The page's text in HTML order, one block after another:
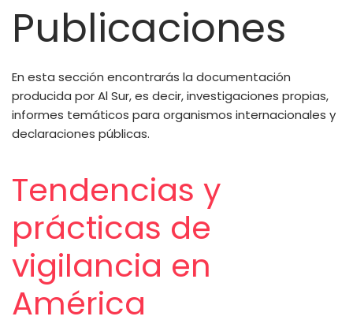
Sobrescribir
enlaces
de
ayuda
a
la
navegación
Publicaciones
En esta sección encontrarás la documentación
producida por Al Sur, es decir, investigaciones propias,
informes temáticos para organismos internacionales y
declaraciones públicas.
Tendencias y
prácticas de
vigilancia en
América